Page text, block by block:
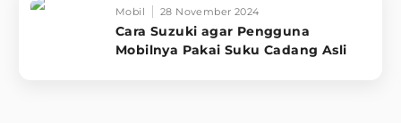
Mobil 28 November 2024
Cara Suzuki agar Pengguna
Mobilnya Pakai Suku Cadang Asli